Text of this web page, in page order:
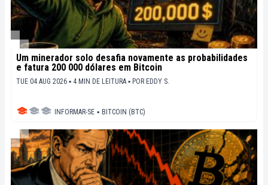
Um minerador solo desafia novamente as probabilidades
e fatura 200 000 dólares em Bitcoin
TUE 04 AUG 2026 ▪ 4 MIN DE LEITURA ▪ POR EDDY S.
INFORMAR-SE ▪ BITCOIN (BTC)